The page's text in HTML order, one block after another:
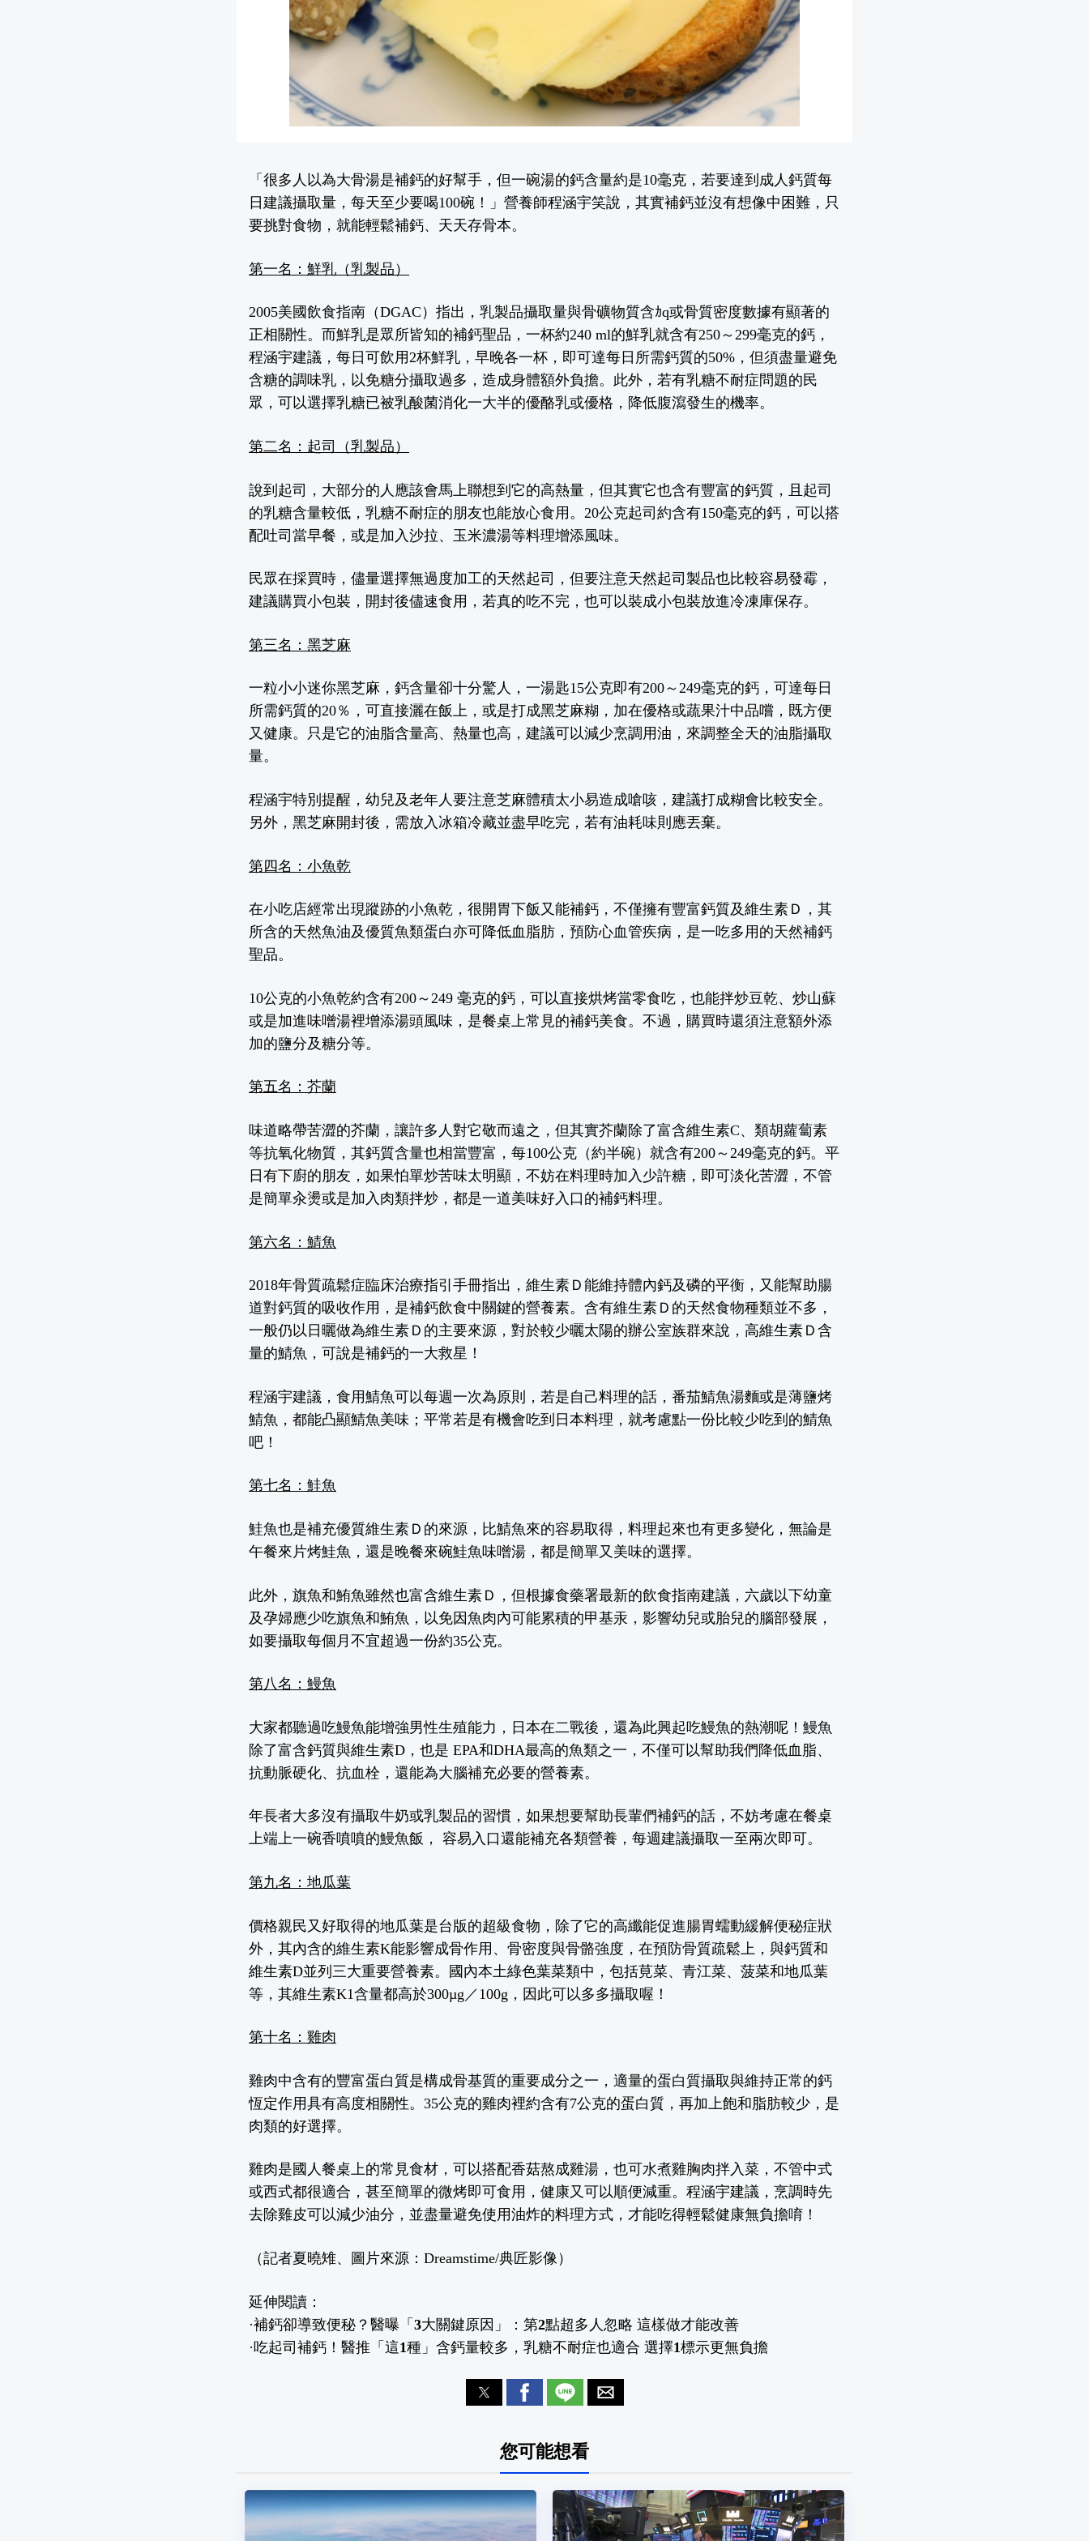
「很多人以為大骨湯是補鈣的好幫手，但一碗湯的鈣含量約是10毫克，若要達到成人鈣質每
日建議攝取量，每天至少要喝100碗！」營養師程涵宇笑說，其實補鈣並沒有想像中困難，只
要挑對食物，就能輕鬆補鈣、天天存骨本。
第一名：鮮乳（乳製品）
2005美國飲食指南（DGAC）指出，乳製品攝取量與骨礦物質含ｶq或骨質密度數據有顯著的
正相關性。而鮮乳是眾所皆知的補鈣聖品，一杯約240 ml的鮮乳就含有250～299毫克的鈣，
程涵宇建議 ， 每日可飲用2杯鮮乳 ，早晚各一杯，即可達每日所需鈣質的50%，但須盡量避免
含糖的調味乳，以免糖分攝取過多，造成身體額外負擔。此外，若有乳糖不耐症問題的民
眾，可以選擇乳糖已被乳酸菌消化一大半的優酪乳或優格，降低腹瀉發生的機率。
第二名：起司（乳製品）
說到起司，大部分的人應該會馬上聯想到它的高熱量，但其實它也含有豐富的鈣質，且起司
的乳糖含量較低，乳糖不耐症的朋友也能放心食用。20公克起司 約含有150毫克的鈣，可以搭
配吐司當早餐，或是加入沙拉、玉米濃湯等料理增添風味。
民眾在採買時，儘量選擇無過度加工的天然起司， 但要注意天然起司製品也比較容易發霉，
建議購買小包裝，開封後儘速食用，若真的吃不完 ， 也可以裝成小包裝放進冷凍庫保存。
第三名：黑芝麻
一粒小小迷你黑芝麻，鈣含量卻十分驚人，一湯匙15公克即有200～249毫克的鈣，可達每日
所需鈣質的20％，可直接灑在飯上，或是打成黑芝麻糊，加在優格或蔬果汁中品嚐，既方便
又健康。只是它的油脂含量高、熱量也高，建議可以減少烹調用油 ， 來調整全天的油脂攝取
量。
程涵宇特別提醒，幼兒及老年人要注意芝麻體積太小易造成嗆咳，建議打成糊會比較安全。
另外，黑芝麻開封後 ， 需放入冰箱冷藏並盡早吃完，若有油耗味則應丟棄。
第四名：小魚乾
在小吃店經常出現蹤跡的小魚乾， 很開胃下飯又能補鈣，不僅擁有豐富鈣質及維生素Ｄ，其
所含的天然魚油及優質魚類蛋白亦可降低血脂肪 ， 預防心血管疾病，是一吃多用的天然補鈣
聖品。
10公克的小魚乾約含有200～249 毫克的鈣，可以直接烘烤當零食吃，也能拌炒豆乾、炒山蘇
或是加進味噌湯裡增添湯頭風味，是餐桌上常見的補鈣美食。不過 ， 購買時還須注意額外添
加的鹽分及糖分等。
第五名：芥蘭
味道略帶苦澀的芥蘭，讓許多人對它敬而遠之，但其實芥蘭除了富含維生素C、類胡蘿蔔素
等抗氧化物質，其鈣質含量也相當豐富，每100公克 （約半碗）就含有200～249毫克的鈣。平
日 有下廚的朋友，如果怕單炒苦味太明顯，不妨在料理時加入少許糖 ， 即可淡化苦澀，不管
是簡單汆燙或是加入肉類拌炒，都是一道美味好入口的補鈣料理。
第六名：鯖魚
2018年骨質疏鬆症臨床治療指引手冊指出，維生素Ｄ能維持體內鈣及磷的平衡，又能幫助腸
道對鈣質的吸收作用，是補鈣飲食中關鍵的營養素。含有維生素Ｄ的天然食物種類並不多，
一般仍以日曬做為維生素Ｄ的主要來源，對於較少曬太陽的辦公室族群來說，高維生素Ｄ含
量的鯖魚 ， 可說是補鈣的一大救星！
程涵宇建議，食用鯖魚可以每週一次為原則，若是自己料理的話，番茄鯖魚湯麵或是薄鹽烤
鯖魚 ， 都能凸顯鯖魚美味；平常若是有機會吃到日本料理，就考慮點一份比較少吃到的鯖魚
吧 ！
第七名：鮭魚
鮭魚也是補充優質維生素Ｄ的來源，比鯖魚來的容易取得，料理起來也有更多變化，無論是
午餐來片烤鮭魚，還是晚餐來碗鮭魚味噌湯，都是簡單又美味的選擇。
此外，旗魚和鮪魚雖然也富含維生素Ｄ，但根據食藥署最新的飲食指南建議，六歲以下幼童
及孕婦應少吃旗魚和鮪魚，以免因魚肉內可能累積的甲基汞 ， 影響幼兒或胎兒的腦部發展，
如要攝取每個月不宜超過一份約35公克。
第八名：鰻魚
大家都聽過吃鰻魚能增強男性生殖能力，日本在二戰後 ， 還為此興起吃鰻魚的熱潮呢！鰻魚
除了富含鈣質與維生素D，也是 EPA和DHA最高的魚類之一，不僅可以幫助我們降低血脂、
抗動脈硬化、抗血栓，還能為大腦補充必要的營養素。
年長者大多沒有攝取牛奶或乳製品的習慣，如果想要幫助長輩們補鈣的話，不妨考慮在餐桌
上端上一碗香噴噴的鰻魚飯， 容易入口還能補充各類營養，每週建議攝取一至兩次即可。
第九名：地瓜葉
價格親民又好取得的地瓜葉是台版的超級食物，除了它的高纖能促進腸胃蠕動緩解便秘症狀
外，其內含的維生素K能影響成骨作用、骨密度與骨骼強度，在預防骨質疏鬆上，與鈣質和
維生素D並列三大重要營養素。國內本土綠色葉菜類中，包括莧菜、青江菜、菠菜和地瓜葉
等，其維生素K1含量都高於300µg／100g，因此可以多多攝取喔！
第十名：雞肉
雞肉中含有的豐富蛋白質是構成骨基質的重要成分之一，適量的蛋白質攝取與維持正常的鈣
恆定作用具有高度相關性。35公克的雞肉裡約含有7公克的蛋白質，再加上飽和脂肪較少，是
肉類的好選擇。
雞肉是國人餐桌上的常見食材，可以搭配香菇熬成雞湯，也可水煮雞胸肉拌入菜，不管中式
或西式都很適合，甚至簡單的微烤即可食用，健康又可以順便減重。程涵宇建議，烹調時先
去除雞皮可以減少油分 ，並盡量避免使用油炸的料理方式，才能吃得輕鬆健康無負擔唷！
（記者夏曉雉、圖片來源：Dreamstime/典匠影像）
延伸閱讀：
·補鈣卻導致便秘？醫曝「3大關鍵原因」：第2點超多人忽略 這樣做才能改善
·吃起司補鈣！醫推「這1種」含鈣量較多，乳糖不耐症也適合 選擇1標示更無負擔
您可能想看